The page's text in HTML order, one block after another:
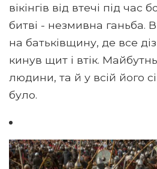
вікінгів від втечі під час
битві - незмивна ганьба.
на батьківщину, де все
кинув щит і втік.
людини, та й у всій його
було.